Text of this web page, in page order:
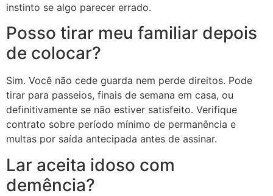
instinto se algo parecer errado.
Posso tirar meu familiar depois
de colocar?
Sim. Você não cede guarda nem perde direitos. Pode
tirar para passeios, finais de semana em casa, ou
definitivamente se não estiver satisfeito. Verifique
contrato sobre período mínimo de permanência e
multas por saída antecipada antes de assinar.
Lar aceita idoso com
demência?